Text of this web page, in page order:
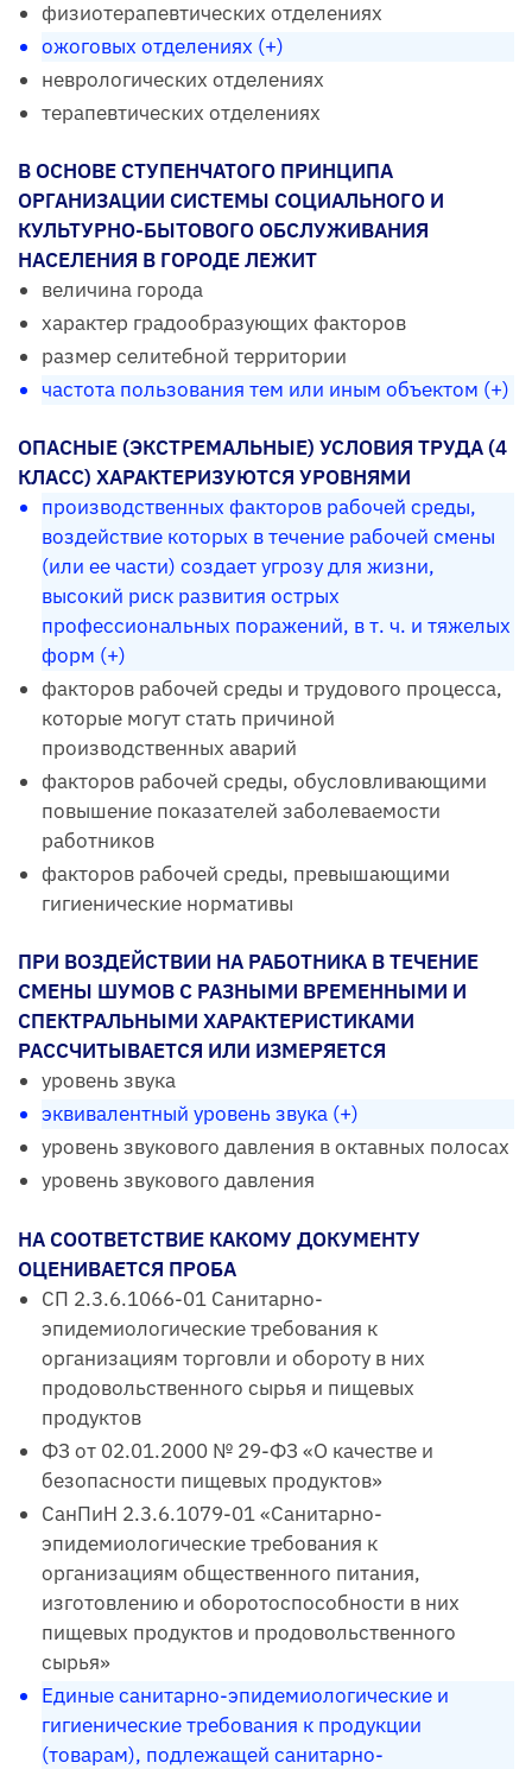
физиотерапевтических отделениях
ожоговых отделениях (+)
неврологических отделениях
терапевтических отделениях
В ОСНОВЕ СТУПЕНЧАТОГО ПРИНЦИПА
ОРГАНИЗАЦИИ СИСТЕМЫ СОЦИАЛЬНОГО И
КУЛЬТУРНО-БЫТОВОГО ОБСЛУЖИВАНИЯ
НАСЕЛЕНИЯ В ГОРОДЕ ЛЕЖИТ
величина города
характер градообразующих факторов
размер селитебной территории
частота пользования тем или иным объектом (+)
ОПАСНЫЕ (ЭКСТРЕМАЛЬНЫЕ) УСЛОВИЯ ТРУДА (4
КЛАСС) ХАРАКТЕРИЗУЮТСЯ УРОВНЯМИ
производственных факторов рабочей среды,
воздействие которых в течение рабочей смены
(или ее части) создает угрозу для жизни,
высокий риск развития острых
профессиональных поражений, в т. ч. и тяжелых
форм (+)
факторов рабочей среды и трудового процесса,
которые могут стать причиной
производственных аварий
факторов рабочей среды, обусловливающими
повышение показателей заболеваемости
работников
факторов рабочей среды, превышающими
гигиенические нормативы
ПРИ ВОЗДЕЙСТВИИ НА РАБОТНИКА В ТЕЧЕНИЕ
СМЕНЫ ШУМОВ С РАЗНЫМИ ВРЕМЕННЫМИ И
СПЕКТРАЛЬНЫМИ ХАРАКТЕРИСТИКАМИ
РАССЧИТЫВАЕТСЯ ИЛИ ИЗМЕРЯЕТСЯ
уровень звука
эквивалентный уровень звука (+)
уровень звукового давления в октавных полосах
уровень звукового давления
НА СООТВЕТСТВИЕ КАКОМУ ДОКУМЕНТУ
ОЦЕНИВАЕТСЯ ПРОБА
СП 2.3.6.1066-01 Санитарно-
эпидемиологические требования к
организациям торговли и обороту в них
продовольственного сырья и пищевых
продуктов
ФЗ от 02.01.2000 № 29-ФЗ «О качестве и
безопасности пищевых продуктов»
СанПиН 2.3.6.1079-01 «Санитарно-
эпидемиологические требования к
организациям общественного питания,
изготовлению и оборотоспособности в них
пищевых продуктов и продовольственного
сырья»
Единые санитарно-эпидемиологические и
гигиенические требования к продукции
(товарам), подлежащей санитарно-